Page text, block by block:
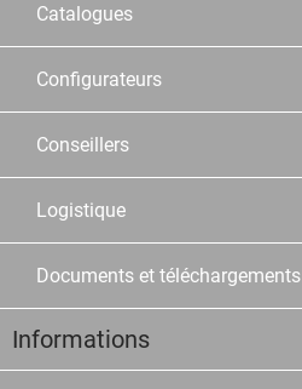
Catalogues
Configurateurs
Conseillers
Logistique
Documents et téléchargements
Informations